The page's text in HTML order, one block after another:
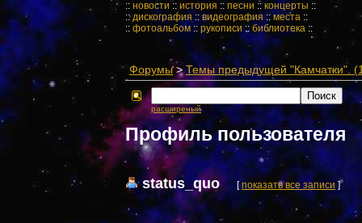
:: новости :: история :: песни :: концерты ::
::дискография :: видеография ::места ::
:: фотоальбом::рукописи::библиотека ::
Форумы>Темы предыдущей "Камчатки".
расширеный
Профиль пользователя
status_quo [показать все записи ]